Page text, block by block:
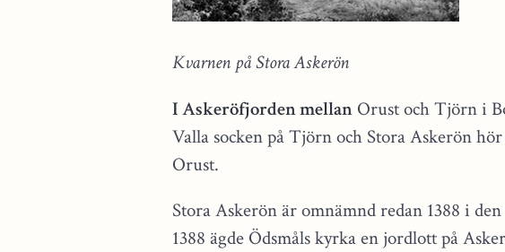
Kvarnen på Stora Askerön
I Askeröfjorden mellan Orust och Tjörn i
Valla socken på Tjörn och Stora Askerön
Orust.
Stora Askerön är omnämnd redan 1388 i
1388 ägde Ödsmåls kyrka en jordlott på